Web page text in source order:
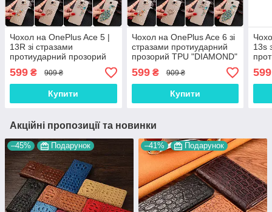
Чохол на OnePlus Ace 5 |
13R зі стразами
протиударний прозорий
TPU "DIAMOND"
599 ₴ 909 ₴
Купити
Чохол на OnePlus Ace 6 зі
стразами протиударний
прозорий TPU "DIAMOND"
599₴ 909 ₴
Купити
13s
599
Акційні пропозиції та новинки
–45% Подарунок –41% Подарунок